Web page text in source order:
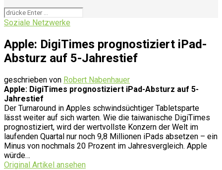
Soziale Netzwerke
Apple: DigiTimes prognostiziert iPad-
Absturz auf 5-Jahrestief
geschrieben von Robert Nabenhauer
Apple: DigiTimes prognostiziert iPad-Absturz auf 5-
Jahrestief
Der Turnaround in Apples schwindsüchtiger Tabletsparte
lässt weiter auf sich warten. Wie die taiwanische DigiTimes
prognostiziert, wird der wertvollste Konzern der Welt im
laufenden Quartal nur noch 9,8 Millionen iPads absetzen – ein
Minus von nochmals 20 Prozent im Jahresvergleich. Apple
würde…
Original Artikel ansehen